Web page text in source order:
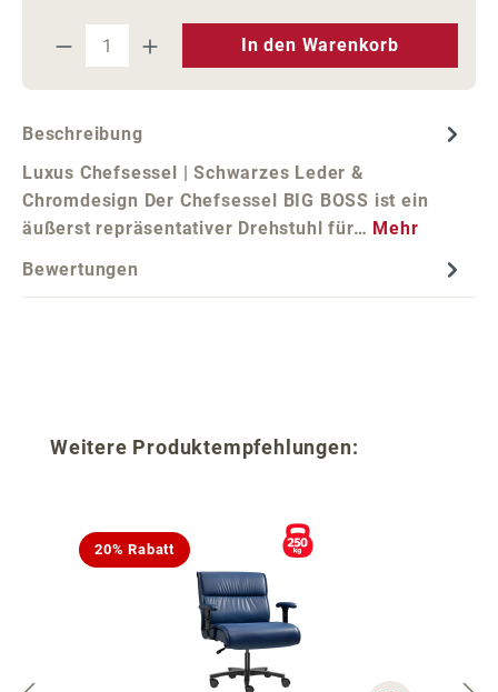
Produkt Anzahl: Gib den
In den Warenkorb
Beschreibung
Luxus Chefsessel | Schwarzes Leder &
Chromdesign Der Chefsessel BIG BOSS ist ein
äußerst repräsentativer Drehstuhl für… Mehr
Bewertungen
Produktgalerie überspringen
Weitere Produktempfehlungen:
20% Rabatt